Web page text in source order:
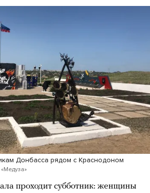
Донбасса рядом с Краснодоном
проходит субботник: женщины